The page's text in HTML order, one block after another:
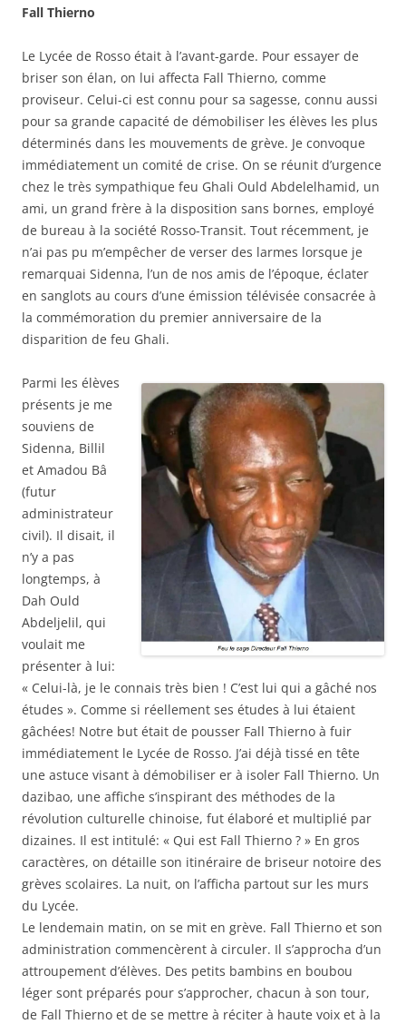
Fall Thierno
Le Lycée de Rosso était à l’avant-garde. Pour essayer de
briser son élan, on lui affecta Fall Thierno, comme
proviseur. Celui-ci est connu pour sa sagesse, connu aussi
pour sa grande capacité de démobiliser les élèves les plus
déterminés dans les mouvements de grève. Je convoque
immédiatement un comité de crise. On se réunit d’urgence
chez le très sympathique feu Ghali Ould Abdelelhamid, un
ami, un grand frère à la disposition sans bornes, employé
de bureau à la société Rosso-Transit. Tout récemment, je
n’ai pas pu m’empêcher de verser des larmes lorsque je
remarquai Sidenna, l’un de nos amis de l’époque, éclater
en sanglots au cours d’une émission télévisée consacrée à
la commémoration du premier anniversaire de la
disparition de feu Ghali.
Parmi les élèves
présents je me
souviens de
Sidenna, Billil
et Amadou Bâ
(futur
administrateur
civil). Il disait, il
n’y a pas
longtemps, à
Dah Ould
Abdeljelil, qui
voulait me
présenter à lui:
« Celui-là, je le connais très bien ! C’est lui qui a gâché nos
études ». Comme si réellement ses études à lui étaient
gâchées! Notre but était de pousser Fall Thierno à fuir
immédiatement le Lycée de Rosso. J’ai déjà tissé en tête
une astuce visant à démobiliser er à isoler Fall Thierno. Un
dazibao, une affiche s’inspirant des méthodes de la
révolution culturelle chinoise, fut élaboré et multiplié par
dizaines. Il est intitulé: « Qui est Fall Thierno ? » En gros
caractères, on détaille son itinéraire de briseur notoire des
grèves scolaires. La nuit, on l’afficha partout sur les murs
du Lycée.
Le lendemain matin, on se mit en grève. Fall Thierno et son
administration commencèrent à circuler. Il s’approcha d’un
attroupement d’élèves. Des petits bambins en boubou
léger sont préparés pour s’approcher, chacun à son tour,
de Fall Thierno et de se mettre à réciter à haute voix et à la